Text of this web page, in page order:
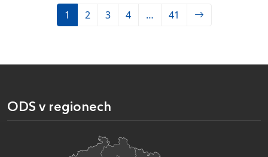
1 2 3 4 … 41
ODS v regionech